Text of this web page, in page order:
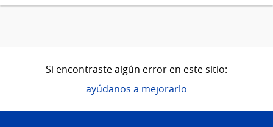
Si encontraste algún error en este sitio:
ayúdanos a mejorarlo